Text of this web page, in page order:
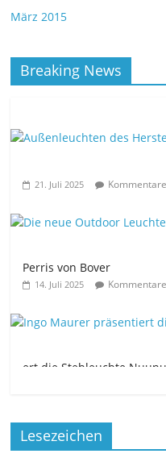
März 2015
Breaking News
21. Juli 2025
Perris von Bover
14. Juli 2025
ert die Stehleuchte Nuunu
9. Juli
Lesezeichen